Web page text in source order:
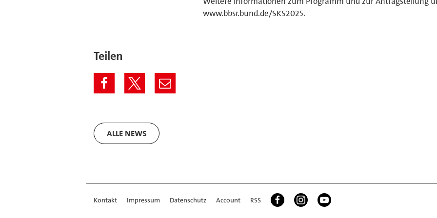
www.bbsr.bund.de/SKS2025.
Teilen
ALLE NEWS
Kontakt Impressum Datenschutz Account RSS